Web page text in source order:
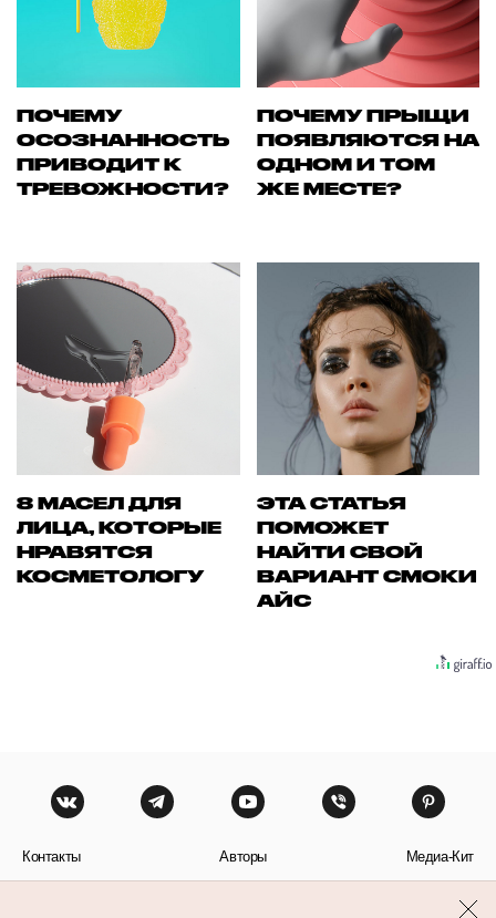
ПОЧЕМУ
ОСОЗНАННОСТЬ
ПРИВОДИТ К
ТРЕВОЖНОСТИ?
ПОЧЕМУ ПРЫЩИ
ПОЯВЛЯЮТСЯ НА
ОДНОМ И ТОМ
ЖЕ МЕСТЕ?
8 МАСЕЛ ДЛЯ
ЛИЦА, КОТОРЫЕ
НРАВЯТСЯ
КОСМЕТОЛОГУ
ЭТА СТАТЬЯ
ПОМОЖЕТ
НАЙТИ СВОЙ
ВАРИАНТ СМОКИ
АЙС
Контакты Авторы Медиа-Кит